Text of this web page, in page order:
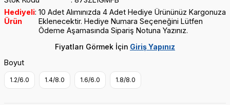
Hediyeli
Ürün
10 Adet Alımınızda 4 Adet Hediye Ürününüz Kargonuza
Eklenecektir. Hediye Numara Seçeneğini Lütfen
Ödeme Aşamasında Sipariş Notuna Yazınız.
Fiyatları Görmek İçin Giriş Yapınız
Boyut
1.2/6.0 1.4/8.0 1.6/6.0 1.8/8.0